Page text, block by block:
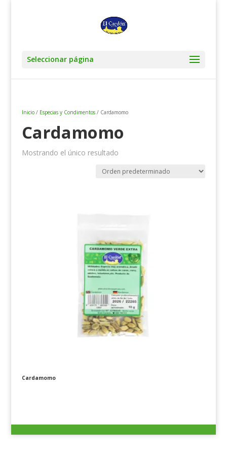
Seleccionar página
Inicio/ Especias y Condimentos/ Cardamomo
Cardamomo
Mostrando el único resultado
Cardamomo